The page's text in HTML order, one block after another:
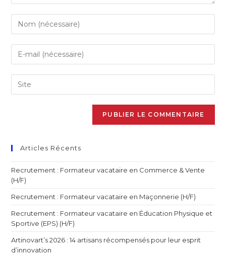
Articles Récents
Recrutement : Formateur vacataire en Commerce & Vente
(H/F)
Recrutement : Formateur vacataire en Maçonnerie (H/F)
Recrutement : Formateur vacataire en Éducation Physique et
Sportive (EPS) (H/F)
Artinovart’s 2026 : 14 artisans récompensés pour leur esprit
d’innovation